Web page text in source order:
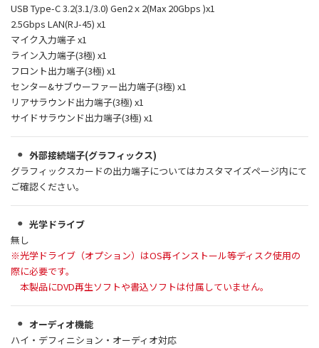
USB Type-C 3.2(3.1/3.0) Gen2ｘ2(Max 20Gbps )x1
2.5Gbps LAN(RJ-45) x1
マイク入力端子 x1
ライン入力端子(3極) x1
フロント出力端子(3極) x1
センター&サブウーファー出力端子(3極) x1
リアサラウンド出力端子(3極) x1
サイドサラウンド出力端子(3極) x1
外部接続端子(グラフィックス)
グラフィックスカードの出力端子についてはカスタマイズページ内にて
ご確認ください。
光学ドライブ
無し
※光学ドライブ（オプション）はOS再インストール等ディスク使用の
際に必要です。
本製品にDVD再生ソフトや書込ソフトは付属していません。
オーディオ機能
ハイ・デフィニション・オーディオ対応